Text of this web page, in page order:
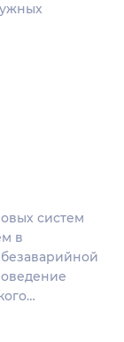
систем
в